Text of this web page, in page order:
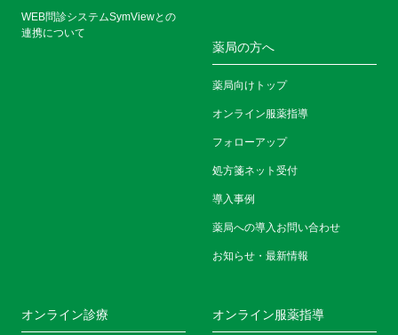
WEB問診システムSymViewとの
連携について
オンライン診療
薬局の方へ
薬局向けトップ
オンライン服薬指導
フォローアップ
処方箋ネット受付
導入事例
薬局への導入お問い合わせ
お知らせ・最新情報
オンライン服薬指導